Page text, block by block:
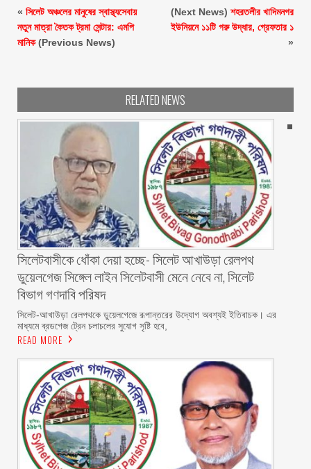
« সিলেট অঞ্চলের মানুষের স্বাস্থ্যসেবায়
নতুন মাত্রা কৈতক ট্রমা সেন্টার: এমপি
মানিক(Previous News)
(Next News) শহরতলীর খাদিমনগর
ইউনিয়নে ১১টি গরু উদ্ধার, গ্রেফতার ১
»
RELATED NEWS
‎সিলেটবাসীকে ধোঁকা দেয়া হচ্ছে- সিলেট আখাউড়া রেলপথ
ডুয়েলগেজ সিঙ্গেল লাইন সিলেটবাসী মেনে নেবে না, সিলেট
বিভাগ গণদাবি পরিষদ
‎​সিলেট-আখাউড়া রেলপথকে ডুয়েলগেজে রূপান্তরের উদ্যোগ অবশ্যই ইতিবাচক। এর
মাধ্যমে ব্রডগেজ ট্রেন চলাচলের সুযোগ সৃষ্টি হবে,
READ MORE